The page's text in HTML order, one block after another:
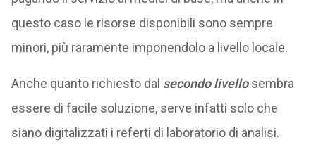
questo caso le risorse disponibili sono sempre
minori, più raramente imponendolo a livello locale.
Anche quanto richiesto dal secondo livellosembra
essere di facile soluzione, serve infatti solo che
siano digitalizzati i referti di laboratorio di analisi.